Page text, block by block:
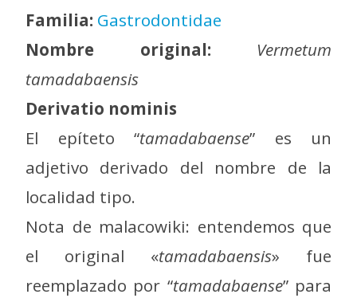
Familia: Gastrodontidae
Nombre original: Vermetum
tamadabaensis
Derivatio nominis
El epíteto “tamadabaense” es un
adjetivo derivado del nombre de la
localidad tipo.
Nota de malacowiki: entendemos que
el original «tamadabaensis» fue
reemplazado por “tamadabaense” para